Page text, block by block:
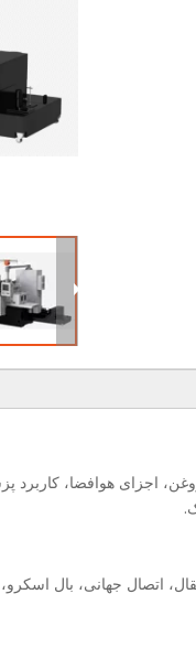
اجزای هوافضا، کاربرد
جهانی، بال اسکرو،